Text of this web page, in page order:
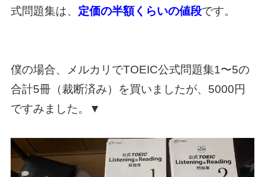
式問題集は、 定価の半額くらいの値段です。
僕の場合、メルカリでTOEIC公式問題集1〜5の
合計5冊（裁断済み）を買いましたが、5000円
ですみました。▼